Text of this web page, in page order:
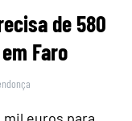
de 580
Faro